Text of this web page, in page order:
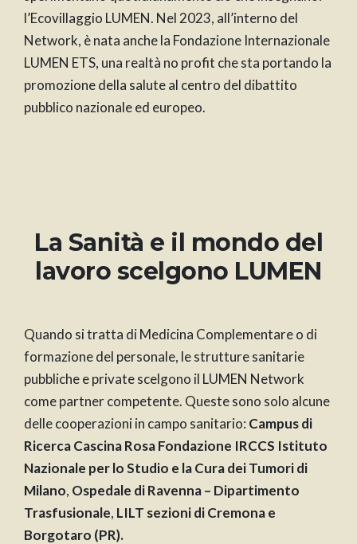
l’Ecovillaggio LUMEN. Nel 2023, all’interno del
Network, è nata anche la Fondazione Internazionale
LUMEN ETS, una realtà no profit che sta portando la
promozione della salute al centro del dibattito
pubblico nazionale ed europeo.
La Sanità e il mondo del
lavoro scelgono LUMEN
Quando si tratta di Medicina Complementare o di
formazione del personale, le strutture sanitarie
pubbliche e private scelgono il LUMEN Network
come partner competente. Queste sono solo alcune
delle cooperazioni in campo sanitario: Campus di
Ricerca Cascina Rosa Fondazione IRCCS Istituto
Nazionale per lo Studio e la Cura dei Tumori di
Milano, Ospedale di Ravenna – Dipartimento
Trasfusionale, LILT sezioni di Cremona e
Borgotaro (PR).